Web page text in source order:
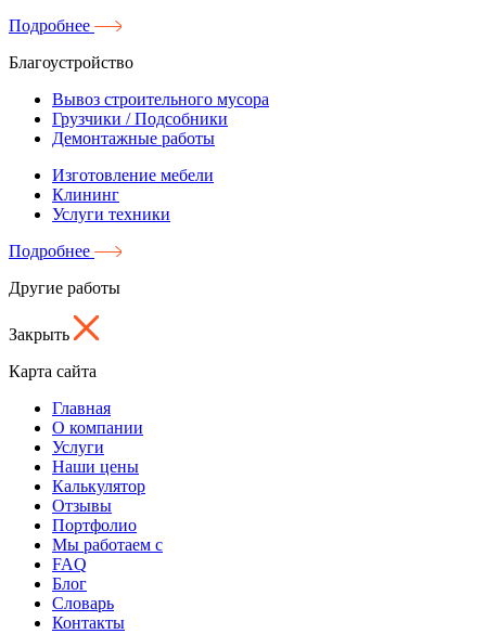
Подробнее
Благоустройство
Вывоз строительного мусора
Грузчики / Подсобники
Демонтажные работы
Изготовление мебели
Клининг
Услуги техники
Подробнее
Другие работы
Закрыть
Карта сайта
Главная
О компании
Услуги
Наши цены
Калькулятор
Отзывы
Портфолио
Мы работаем с
FAQ
Блог
Словарь
Контакты